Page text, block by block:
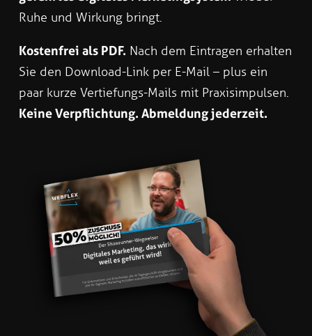
Ruhe und Wirkung bringt.
Kostenfrei als PDF. Nach dem Eintragen erhalten
Sie den Download-Link per E-Mail – plus ein
paar kurze Vertiefungs-Mails mit Praxisimpulsen.
Keine Verpflichtung. Abmeldung jederzeit.